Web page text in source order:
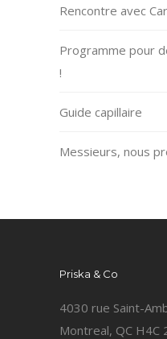
Rencontre avec
Programme pour
!
Guide capillaire
Messieurs, nous
Priska & Co
4030 rue Saint-
Montreal, QC H4C